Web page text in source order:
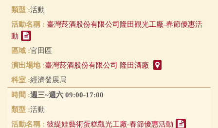
活動
臺灣菸酒股份有限公司隆田觀光工廠-春節優惠活
動
官田區
臺灣菸酒股份有限公司 隆田酒廠
經濟發展局
週三~週六 09:00-17:00
活動
彼緹娃藝術蛋糕觀光工廠-春節優惠活動